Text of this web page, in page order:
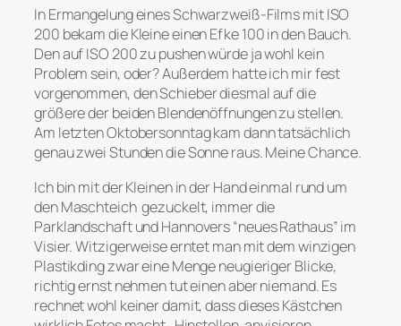
In Ermangelung eines Schwarzweiß-Films mit ISO
200 bekam die Kleine einen Efke 100 in den Bauch.
Den auf ISO 200 zu pushen würde ja wohl kein
Problem sein, oder? Außerdem hatte ich mir fest
vorgenommen, den Schieber diesmal auf die
größere der beiden Blendenöffnungen zu stellen.
Am letzten Oktobersonntag kam dann tatsächlich
genau zwei Stunden die Sonne raus. Meine Chance.
Ich bin mit der Kleinen in der Hand einmal rund um
den Maschteich gezuckelt, immer die
Parklandschaft und Hannovers “neues Rathaus” im
Visier. Witzigerweise erntet man mit dem winzigen
Plastikding zwar eine Menge neugieriger Blicke,
richtig ernst nehmen tut einen aber niemand. Es
rechnet wohl keiner damit, dass dieses Kästchen